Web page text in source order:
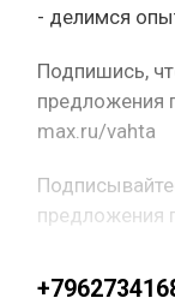
- делимся
Подпишись,
предложения
max.ru/vahta
предложения